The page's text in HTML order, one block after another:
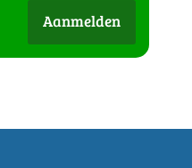
Aanmelden